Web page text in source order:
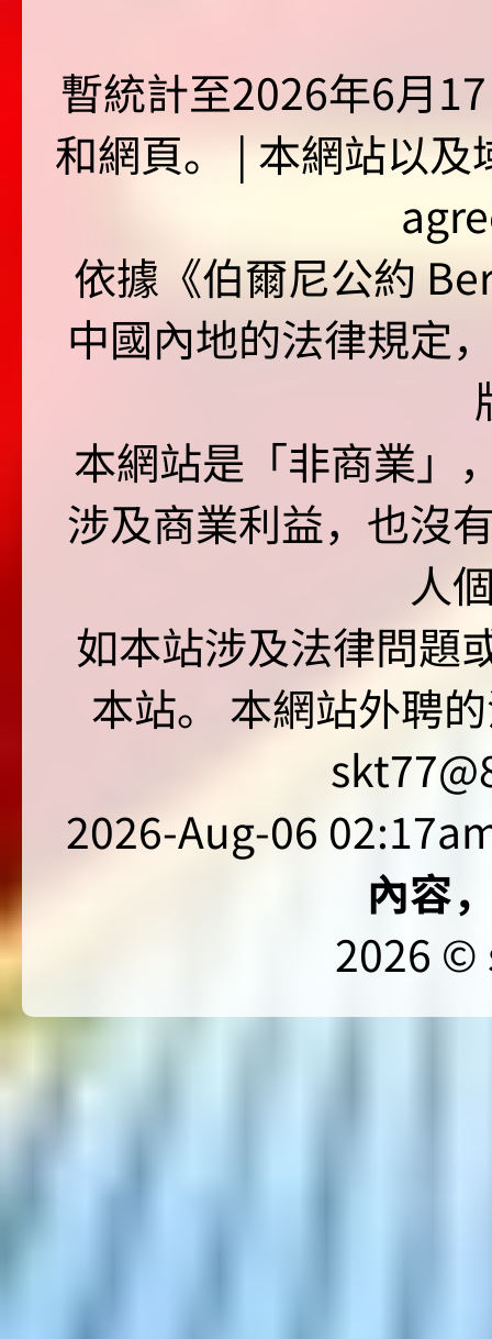
暫統計至2026年6月
和網頁。 | 本網站以
依據《伯爾尼公約
中國內地的法律規定
本網站是「非商業
涉及商業利益，也沒
人
如本站涉及法律問題
本站。 本網站外聘
2026-Aug-06
內容
2026 ©